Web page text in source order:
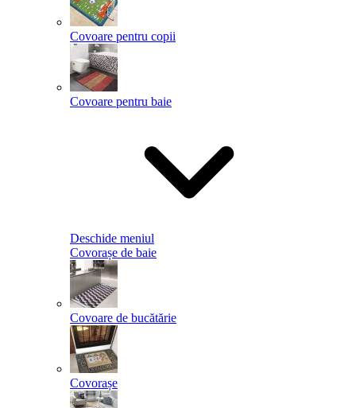
Covoare pentru copii
Covoare pentru baie
Deschide meniul
Covorașe de baie
Covoare de bucătărie
Covorașe